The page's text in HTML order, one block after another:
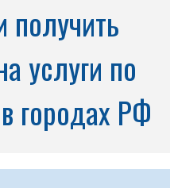
услуги по
городах РФ